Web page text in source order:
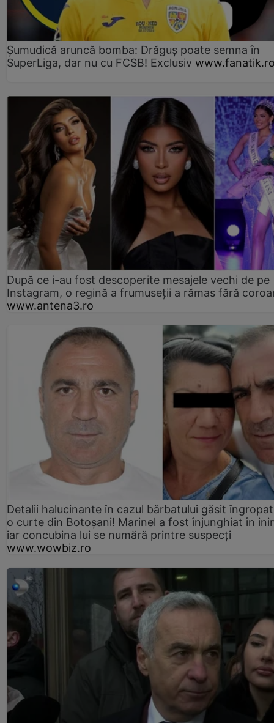
Șumudică aruncă bomba: Drăguș poate semna în
SuperLiga, dar nu cu FCSB! Exclusiv
După ce i-au fost descoperite mesajele vechi de pe
Instagram, o regină a frumuseții a rămas fără
www.antena3.ro
Detalii halucinante în cazul bărbatului găsit
o curte din Botoșani! Marinel a fost înjunghiat în
iar concubina lui se numără printre suspecți
www.wowbiz.ro